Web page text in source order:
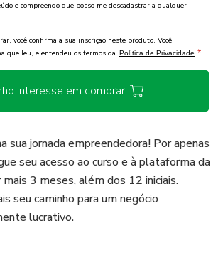
e compreendo que posso me descadastrar a qualquer
você confirma a sua inscrição neste produto. Você,
que leu, e entendeu os termos da Política de Privacidade *
interesse em comprar!
sua jornada empreendedora! Por apenas
seu acesso ao curso e à plataforma da
3 meses, além dos 12 iniciais.
seu caminho para um negócio
lucrativo.